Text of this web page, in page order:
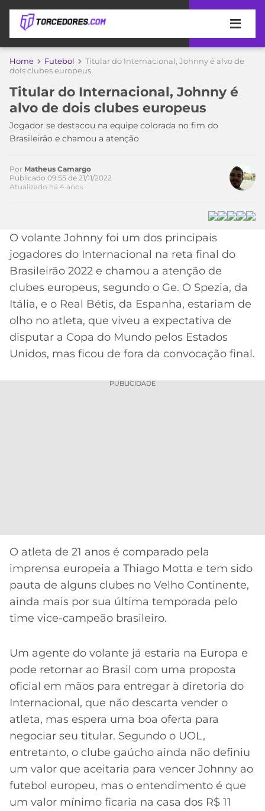
APOSTAS
DE
APOSTA
MELHORES
SITES
DE
APOSTAS
2026
PROMOCIONAL
BETBOOM
CÓDIGO
INDICAÇÃO
BET365
CÓDIGO
ONLINE
2026
COPA
DO
MUNDO
TIMES
MEU
PALMEIRAS
CORINTHIANS
SÃO
SANTOS
GRÊMIO
ATLÉTICO
MG
CAMPEONATOS
BRASILEIRÃO
SÉRIE
A
LIBERTADORES
DO
BRASIL
LALIGA
MÍDIA
ESPORTIVA
MERCADO
BOLA
PALPITES
Home Futebol
Titular do Internacional, Johnny é alvo de
dois clubes europeus
Titular do Internacional, Johnny é
alvo de dois clubes europeus
Jogador se destacou na equipe colorada no fim do
Brasileirão e chamou a atenção
Acesse o perfil do autor
no Twitter
Por Matheus Camargo
Publicado 09:55 de 21/11/2022
Atualizado há 4 anos
O volante Johnny foi um dos principais
jogadores do Internacional na reta final do
Brasileirão 2022 e chamou a atenção de
clubes europeus, segundo o Ge. O Spezia, da
Itália, e o Real Bétis, da Espanha, estariam de
olho no atleta, que viveu a expectativa de
disputar a Copa do Mundo pelos Estados
Unidos, mas ficou de fora da convocação final.
PUBLICIDADE
O atleta de 21 anos é comparado pela
imprensa europeia a Thiago Motta e tem sido
pauta de alguns clubes no Velho Continente,
ainda mais por sua última temporada pelo
time vice-campeão brasileiro.
Um agente do volante já estaria na Europa e
pode retornar ao Brasil com uma proposta
oficial em mãos para entregar à diretoria do
Internacional, que não descarta vender o
atleta, mas espera uma boa oferta para
negociar seu titular. Segundo o UOL,
entretanto, o clube gaúcho ainda não definiu
um valor que aceitaria para vencer Johnny ao
futebol europeu, mas o entendimento é que
um valor mínimo ficaria na casa dos R$ 11